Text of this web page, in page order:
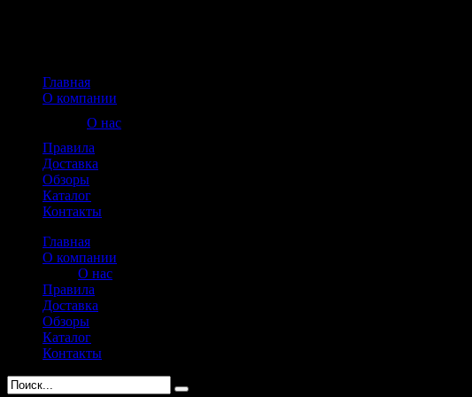
Главная
О компании
О нас
Правила
Доставка
Обзоры
Каталог
Контакты
Главная
О компании
О нас
Правила
Доставка
Обзоры
Каталог
Контакты